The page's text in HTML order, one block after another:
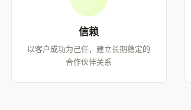
信赖
以客户成功为己任，建立长期稳定的
合作伙伴关系